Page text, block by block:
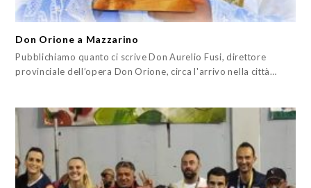
Don Orione a Mazzarino
Pubblichiamo quanto ci scrive Don Aurelio Fusi, direttore
provinciale dell’opera Don Orione, circa l'arrivo nella città…